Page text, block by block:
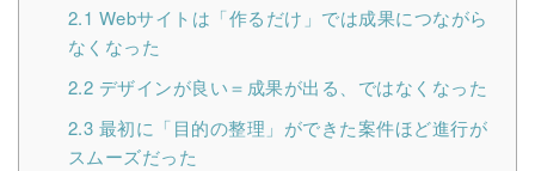
2.1 Webサイトは「作るだけ」では成果につながら
なくなった
2.2 デザインが良い＝成果が出る、ではなくなった
2.3 最初に「目的の整理」ができた案件ほど進行が
スムーズだった